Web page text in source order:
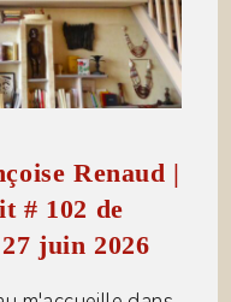
Renaud |
# 102 de
juin 2026